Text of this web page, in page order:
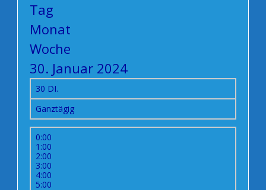
Tag
Monat
Woche
30. Januar 2024
30 DI.
Ganztägig
0:00
1:00
2:00
3:00
4:00
5:00